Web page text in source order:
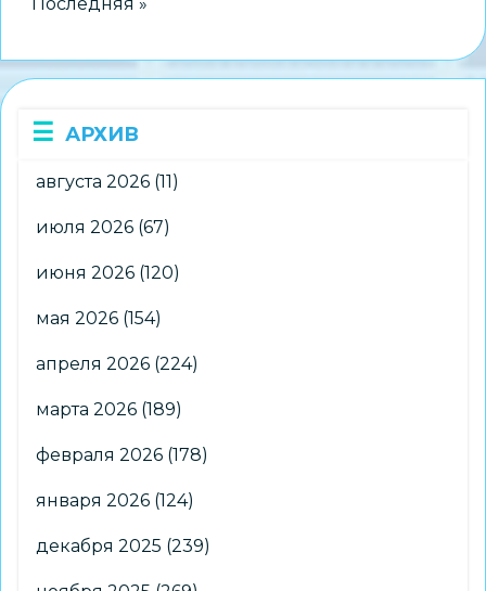
АРХИВ
августа 2026 (11)
июля 2026 (67)
июня 2026 (120)
мая 2026 (154)
апреля 2026 (224)
марта 2026 (189)
февраля 2026 (178)
января 2026 (124)
декабря 2025 (239)